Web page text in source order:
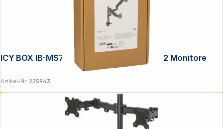
ICY BOX IB-MS702-T Monitorständer für 2 Monitore
Artikel-Nr.:225943
Service